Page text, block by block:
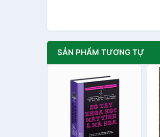
SẢN PHẨM TƯƠNG TỰ